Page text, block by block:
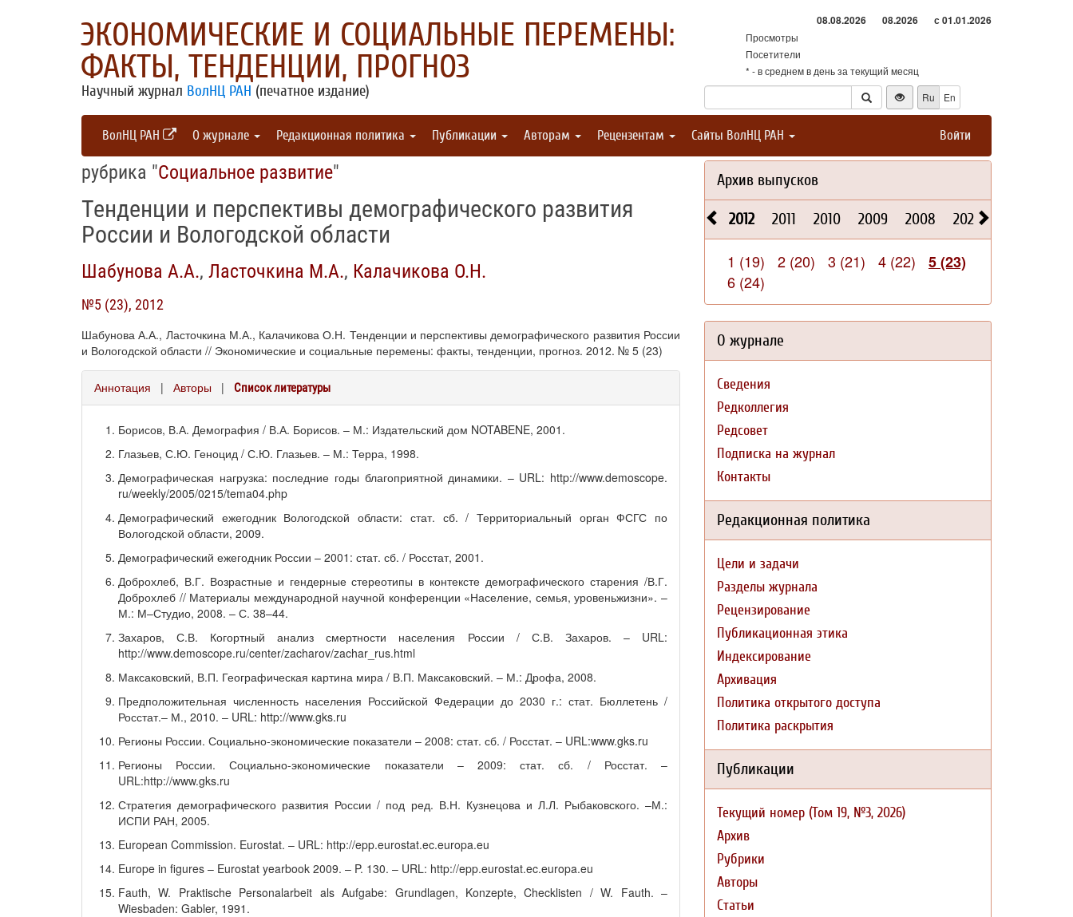
ЭКОНОМИЧЕСКИЕ И СОЦИАЛЬНЫЕ ПЕРЕМЕНЫ:
ФАКТЫ, ТЕНДЕНЦИИ, ПРОГНОЗ
Научный журнал ВолНЦ РАН (печатное издание)
08.08.2026 08.2026 с 01.01.2026
Просмотры
Посетители
* - в среднем в день за текущий месяц
Ru
En
ВолНЦ РАН О журнале Редакционная политика Публикации Авторам Рецензентам Сайты ВолНЦ РАН Войти
рубрика "Социальное развитие"
Тенденции и перспективы демографического развития
России и Вологодской области
Шабунова А.А., Ласточкина М.А., Калачикова О.Н.
№5 (23), 2012
Шабунова А.А., Ласточкина М.А., Калачикова О.Н. Тенденции и перспективы демографического развития России
и Вологодской области // Экономические и социальные перемены: факты, тенденции, прогноз. 2012. № 5 (23)
Аннотация | Авторы | Список литературы
Борисов, В.А. Демография / В.А. Борисов. – М.: Издательский дом NOTABENE, 2001.
Глазьев, С.Ю. Геноцид / С.Ю. Глазьев. – М.: Терра, 1998.
Демографическая нагрузка: последние годы благоприятной динамики. – URL: http://www.demoscope.
ru/weekly/2005/0215/tema04.php
Демографический ежегодник Вологодской области: стат. сб. / Территориальный орган ФСГС по
Вологодской области, 2009.
Демографический ежегодник России – 2001: стат. сб. / Росстат, 2001.
Доброхлеб, В.Г. Возрастные и гендерные стереотипы в контексте демографического старения /В.Г.
Доброхлеб // Материалы международной научной конференции «Население, семья, уровеньжизни». –
М.: М–Студио, 2008. – С. 38–44.
Захаров, С.В. Когортный анализ смертности населения России / С.В. Захаров. – URL:
http://www.demoscope.ru/center/zacharov/zachar_rus.html
Максаковский, В.П. Географическая картина мира / В.П. Максаковский. – М.: Дрофа, 2008.
Предположительная численность населения Российской Федерации до 2030 г.: стат. Бюллетень /
Росстат.– М., 2010. – URL: http://www.gks.ru
Регионы России. Социально-экономические показатели – 2008: стат. сб. / Росстат. – URL:www.gks.ru
Регионы России. Социально-экономические показатели – 2009: стат. сб. / Росстат. –
URL:http://www.gks.ru
Стратегия демографического развития России / под ред. В.Н. Кузнецова и Л.Л. Рыбаковского. –М.:
ИСПИ РАН, 2005.
European Commission. Eurostat. – URL: http://epp.eurostat.ec.europa.eu
Europe in figures – Eurostat yearbook 2009. – P. 130. – URL: http://epp.eurostat.ec.europa.eu
Fauth, W. Praktische Personalarbeit als Aufgabe: Grundlagen, Konzepte, Checklisten / W. Fauth. –
Wiesbaden: Gabler, 1991.
Архив выпусков
2012 2011 2010 2009 2008 2026
1 (19) 2 (20) 3 (21) 4 (22)
5 (23)
6 (24)
О журнале
Сведения
Редколлегия
Редсовет
Подписка на журнал
Контакты
Редакционная политика
Цели и задачи
Разделы журнала
Рецензирование
Публикационная этика
Индексирование
Архивация
Политика открытого доступа
Политика раскрытия
Публикации
Текущий номер (Том 19, №3, 2026)
Архив
Рубрики
Авторы
Статьи